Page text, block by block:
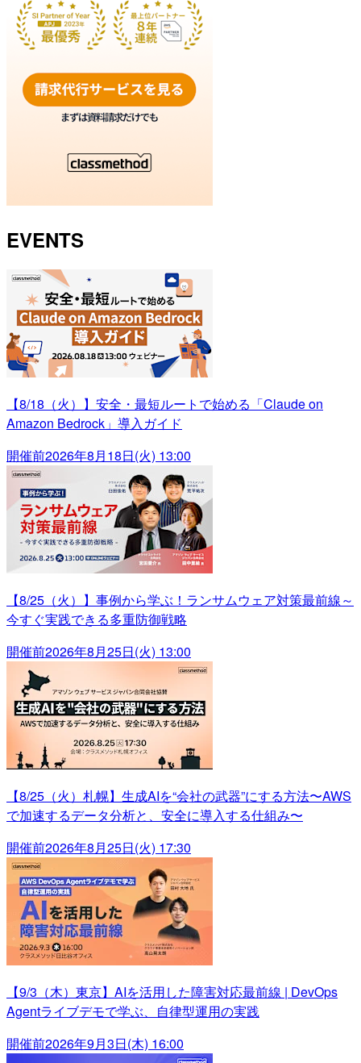
EVENTS
【8/18（火）】安全・最短ルートで始める「Claude on
Amazon Bedrock」導入ガイド
開催前2026年8月18日(火) 13:00
【8/25（火）】事例から学ぶ！ランサムウェア対策最前線～
今すぐ実践できる多重防御戦略
開催前2026年8月25日(火) 13:00
【8/25（火）札幌】生成AIを“会社の武器”にする方法〜AWS
で加速するデータ分析と、安全に導入する仕組み〜
開催前2026年8月25日(火) 17:30
【9/3（木）東京】AIを活用した障害対応最前線 | DevOps
Agentライブデモで学ぶ、自律型運用の実践
開催前2026年9月3日(木) 16:00